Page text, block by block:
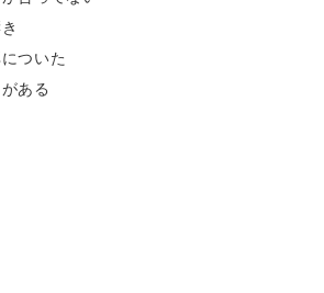
ついた
ある